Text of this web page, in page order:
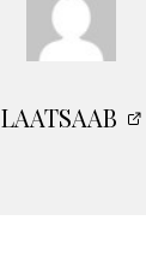
LAATSAAB